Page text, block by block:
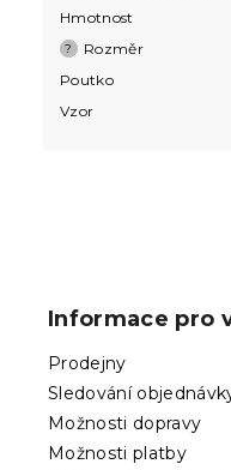
Hmotnost
? Rozměr
Poutko
Vzor
Informace pro
Prodejny
Sledování
Možnosti dopravy
Možnosti platby